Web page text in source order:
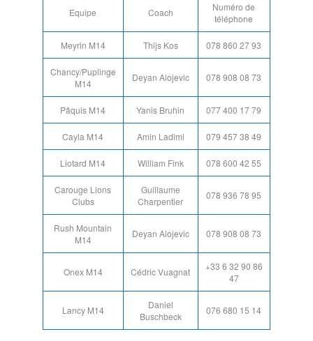
Equipe Coach
Numéro de
téléphone
Meyrin M14 Thijs Kos 078 860 27 93
Chancy/Puplinge
M14
Deyan Alojevic 078 908 08 73
Pâquis M14 Yanis Bruhin 077 400 17 79
Cayla M14 Amin Ladimi 079 457 38 49
Liotard M14 William Fink 078 600 42 55
Carouge Lions
Clubs
Guillaume
Charpentier
078 936 78 95
Rush Mountain
M14
Deyan Alojevic 078 908 08 73
Onex M14 Cédric Vuagnat
+33 6 32 90 86
47
Lancy M14
Daniel
Buschbeck
076 680 15 14